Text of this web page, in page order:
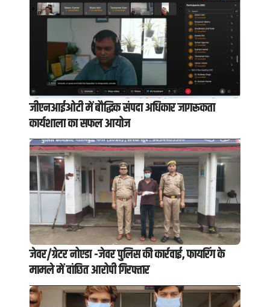
जीएनआईओटी में बौद्धिक संपदा अधिकार जागरूकता
कार्यशाला का सफल आयोज
जेवर/ग्रेटर नोएडा -जेवर पुलिस की कार्रवाई, फायरिंग के
मामले में वांछित आरोपी गिरफ्तार